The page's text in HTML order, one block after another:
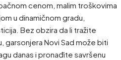
cenom, malim troškovima
u dinamičnom gradu,
Bez obzira da li tražite
garsonjera Novi Sad može biti
danas i pronađite savršenu